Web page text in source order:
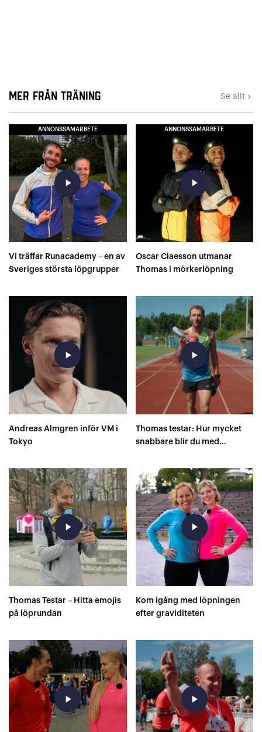
Mer från Träning Se allt keyboard_arrow_right
ANNONSSAMARBETE
play_arrow
Vi träffar Runacademy – en av
Sveriges största löpgrupper
ANNONSSAMARBETE
play_arrow
Oscar Claesson utmanar
Thomas i mörkerlöpning
play_arrow
Andreas Almgren inför VM i
Tokyo
play_arrow
Thomas testar: Hur mycket
snabbare blir du med
play_arrow
Thomas Testar – Hitta emojis
på löprundan
play_arrow
Kom igång med löpningen
efter graviditeten
play_arrow play_arrow